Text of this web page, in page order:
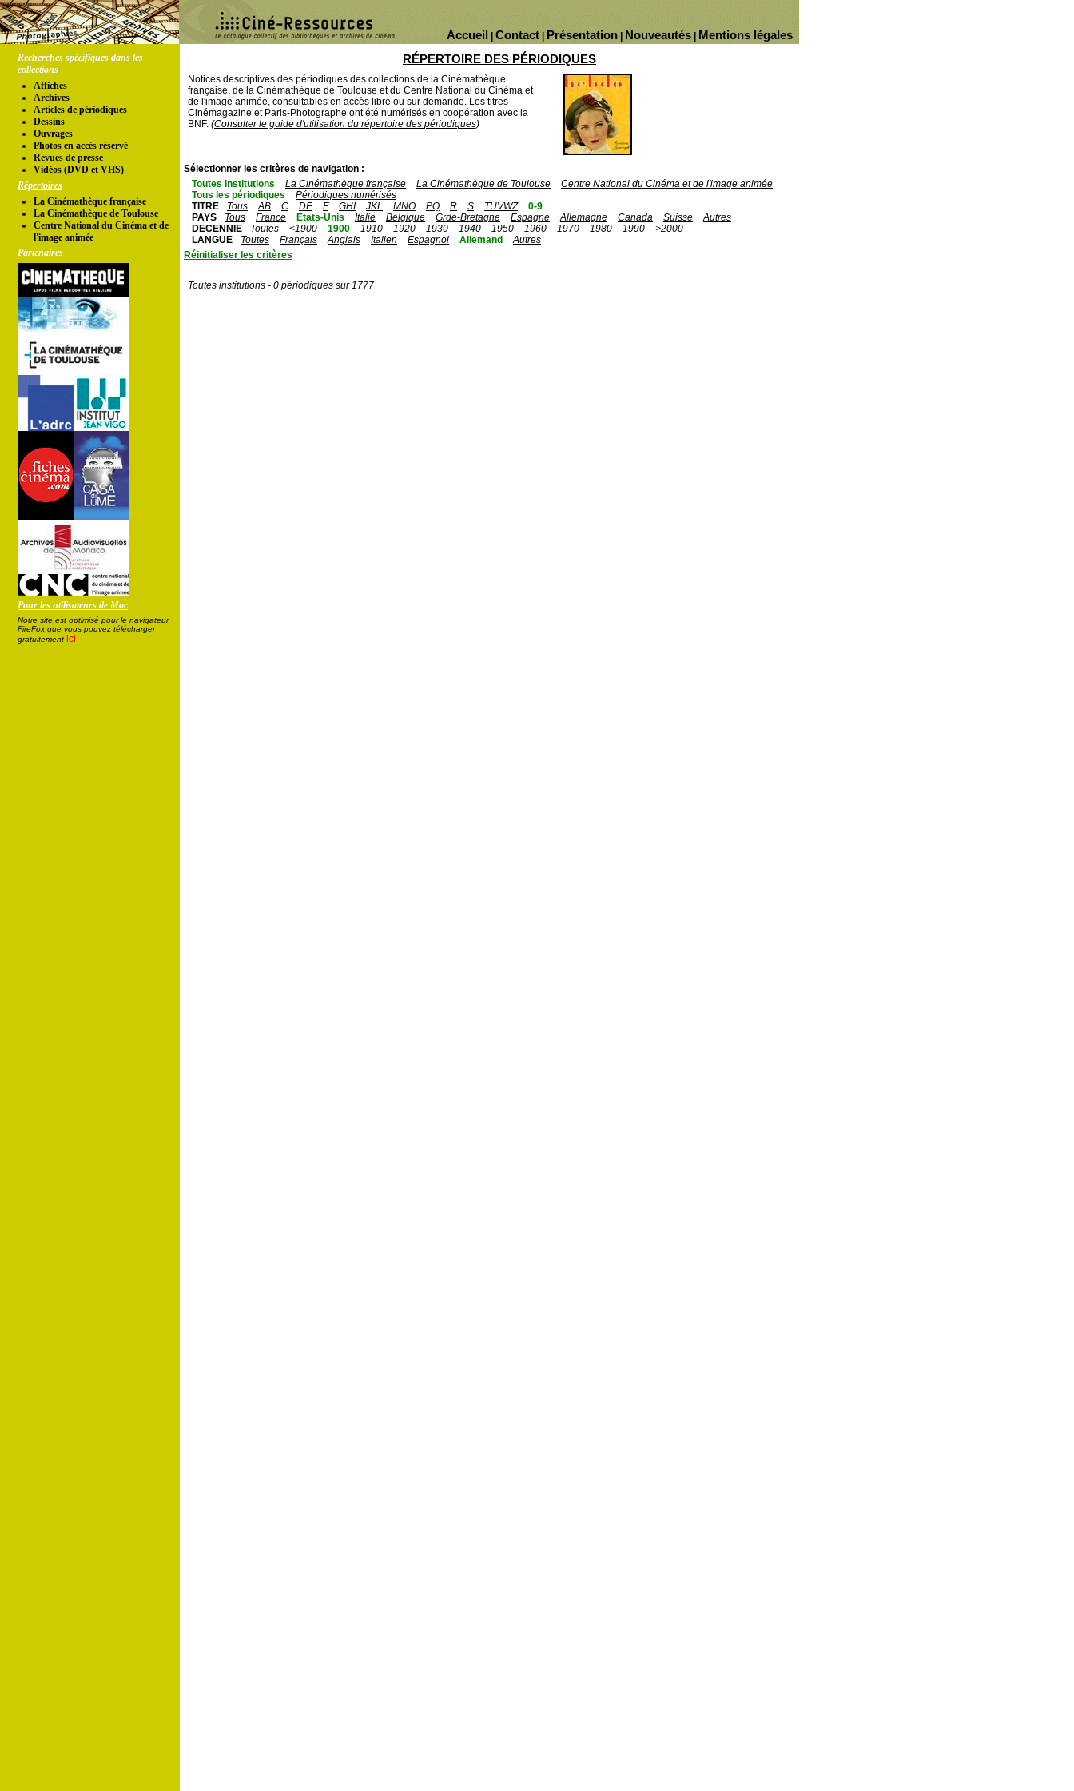
Mentions légales
Nouveautés
Présentation
Contact
Accueil
Recherches spécifiques dans les
collections
Affiches
Archives
Articles de périodiques
Dessins
Ouvrages
Photos en accés réservé
Revues de presse
Vidéos (DVD et VHS)
Répertoires
La Cinémathèque française
La Cinémathèque de Toulouse
Centre National du Cinéma et de
l'image animée
Partenaires
Pour les utilisateurs de Mac
Notre site est optimisé pour le navigateur
FireFox que vous pouvez télécharger
gratuitement ici
RÉPERTOIRE DES PÉRIODIQUES
Notices descriptives des périodiques des collections de la Cinémathèque
française, de la Cinémathèque de Toulouse et du Centre National du Cinéma et
de l'image animée, consultables en accès libre ou sur demande. Les titres
Cinémagazine et Paris-Photographe ont été numérisés en coopération avec la
BNF. (Consulter le guide d'utilisation du répertoire des périodiques)
Sélectionner les critères de navigation :
Toutes institutions
La Cinémathèque française La Cinémathèque de Toulouse
Centre National du Cinéma et de l'image animée
Tous les périodiques
Périodiques numérisés
TITRE
Tous AB C DE F GHI JKL MNO PQ R S TUVWZ
0-9
PAYS
Tous France Etats-Unis Italie Belgique Grde-Bretagne Espagne Allemagne Canada Suisse
Autres
DECENNIE
Toutes <1900 1900 1910 1920 1930 1940 1950 1960 1970 1980 1990
>2000
LANGUE
Toutes Français Anglais Italien Espagnol Allemand
Autres
Réinitialiser les critères
Toutes institutions - 0 périodiques sur 1777